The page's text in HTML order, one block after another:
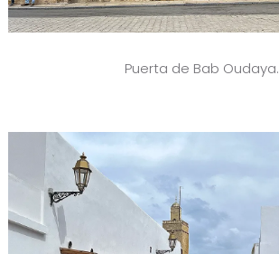
Puerta de Bab Oudaya.